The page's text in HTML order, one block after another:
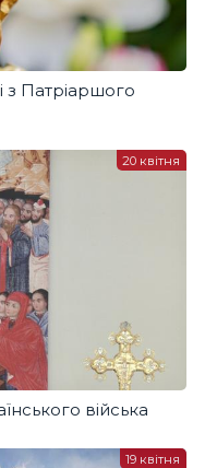
з Патріаршого
війська
20 квітня
19 квітня